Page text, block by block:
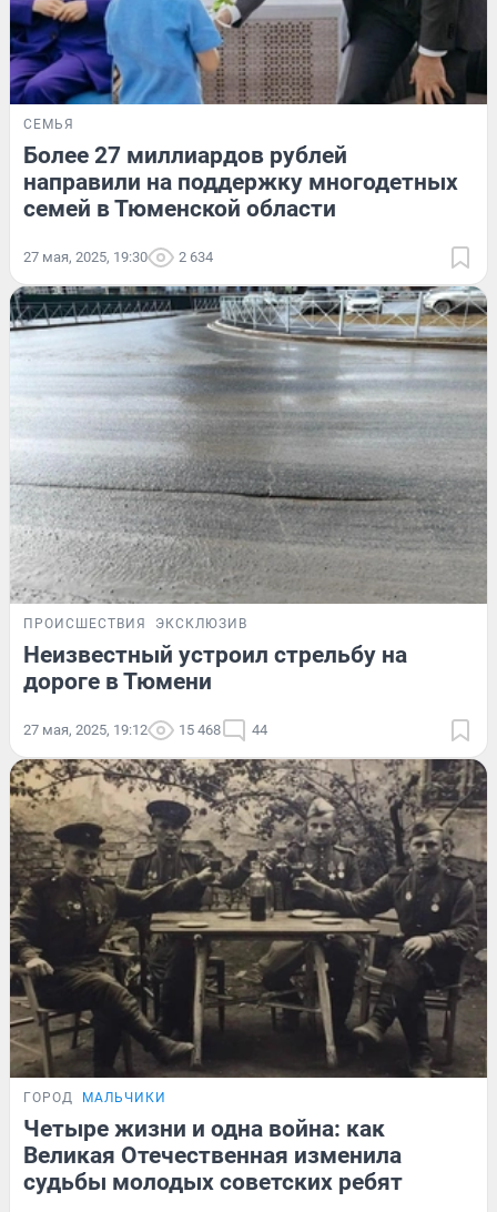
СЕМЬЯ
Более 27 миллиардов рублей
направили на поддержку многодетных
семей в Тюменской области
27 мая, 2025, 19:30 2 634
ПРОИСШЕСТВИЯ ЭКСКЛЮЗИВ
Неизвестный устроил стрельбу на
дороге в Тюмени
27 мая, 2025, 19:12 15 468 44
ГОРОД МАЛЬЧИКИ
Четыре жизни и одна война: как
Великая Отечественная изменила
судьбы молодых советских ребят